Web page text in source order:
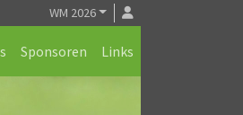
WM 2026
Sponsoren Links